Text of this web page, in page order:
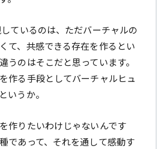
ているのは、ただバーチャルの
て、共感できる存在を作るとい
うのはそこだと思っています。
作る手段としてバーチャルヒュ
いうか。
作りたいわけじゃないんです
であって、それを通して感動す